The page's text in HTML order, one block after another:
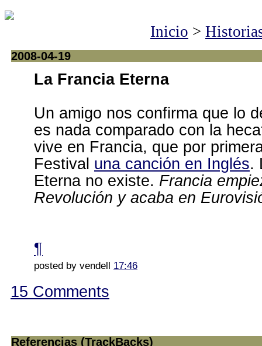
Inicio >
2008-04-19
La Francia Eterna
Un amigo nos confirma que lo
es nada comparado con la
vive en Francia, que por
Festival una canción en Inglés.
Eterna no existe. Francia
Revolución y acaba en
¶
posted by vendell 17:46
15 Comments
Referencias (TrackBacks)